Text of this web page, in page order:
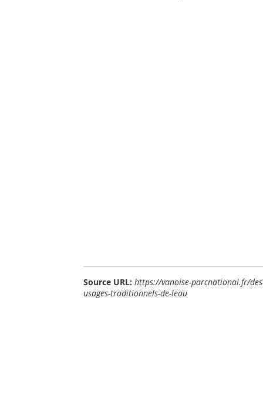
Source URL: https://vanoise-parcnational.fr/
usages-traditionnels-de-leau